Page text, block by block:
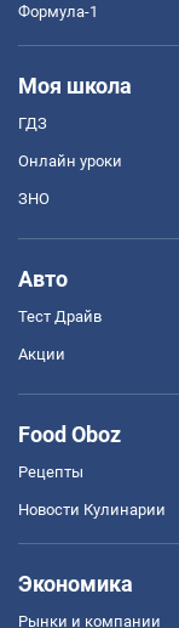
Формула-1
Моя школа
ГДЗ
Онлайн уроки
ЗНО
Авто
Тест Драйв
Акции
Food Oboz
Рецепты
Новости Кулинарии
Экономика
Рынки и компании